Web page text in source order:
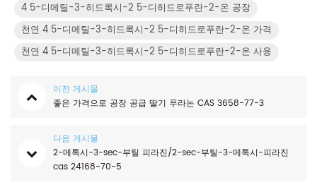
4 5-디메틸-3-히드록시-2 5-디히드로푸란-2-온 공장
천연 4 5-디메틸-3-히드록시-2 5-디히드로푸란-2-온 가격
천연 4 5-디메틸-3-히드록시-2 5-디히드로푸란-2-온 사용
이전 게시물
좋은 가격으로 공장 공급 딸기 푸라논 CAS 3658-77-3
다음 게시물
2-메톡시-3-sec-부틸 피라진/2-sec-부틸-3-메톡시-피라진
cas 24168-70-5